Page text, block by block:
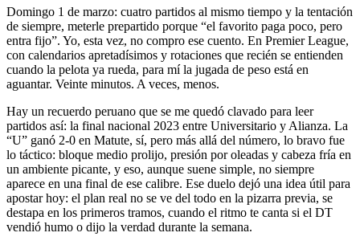
Domingo 1 de marzo: cuatro partidos al mismo tiempo y la tentación
de siempre, meterle prepartido porque “el favorito paga poco, pero
entra fijo”. Yo, esta vez, no compro ese cuento. En Premier League,
con calendarios apretadísimos y rotaciones que recién se entienden
cuando la pelota ya rueda, para mí la jugada de peso está en
aguantar. Veinte minutos. A veces, menos.
Hay un recuerdo peruano que se me quedó clavado para leer
partidos así: la final nacional 2023 entre Universitario y Alianza. La
“U” ganó 2-0 en Matute, sí, pero más allá del número, lo bravo fue
lo táctico: bloque medio prolijo, presión por oleadas y cabeza fría en
un ambiente picante, y eso, aunque suene simple, no siempre
aparece en una final de ese calibre. Ese duelo dejó una idea útil para
apostar hoy: el plan real no se ve del todo en la pizarra previa, se
destapa en los primeros tramos, cuando el ritmo te canta si el DT
vendió humo o dijo la verdad durante la semana.